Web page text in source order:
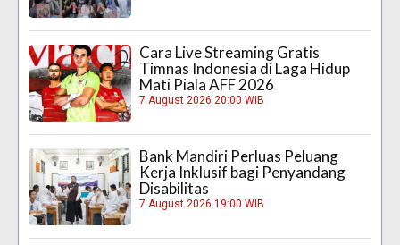
Cara Live Streaming Gratis
Timnas Indonesia di Laga Hidup
Mati Piala AFF 2026
7 August 2026 20:00 WIB
Bank Mandiri Perluas Peluang
Kerja Inklusif bagi Penyandang
Disabilitas
7 August 2026 19:00 WIB